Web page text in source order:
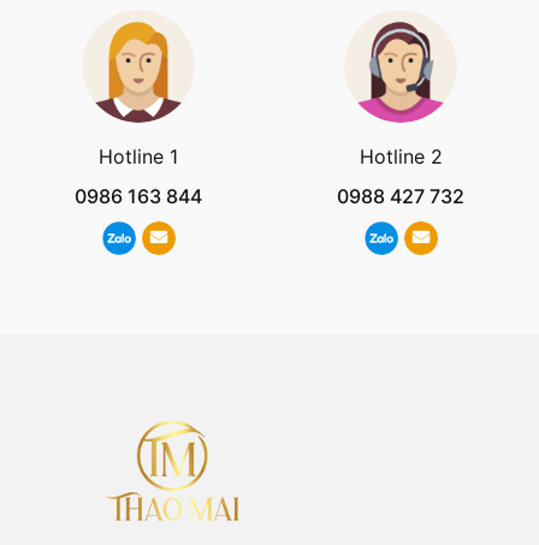
Hotline 1
0986 163 844
Hotline 2
0988 427 732